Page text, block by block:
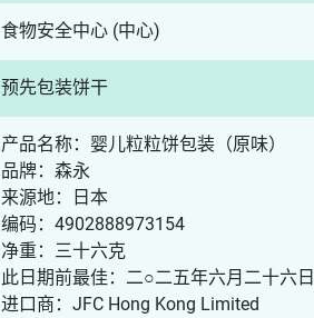
食物安全中心 (中心)
预先包装饼干
产品名称：婴儿粒粒饼包装（原味）
品牌：森永
来源地：日本
编码：4902888973154
净重：三十六克
此日期前最佳：二○二五年六月二十六日
进口商：JFC Hong Kong Limited